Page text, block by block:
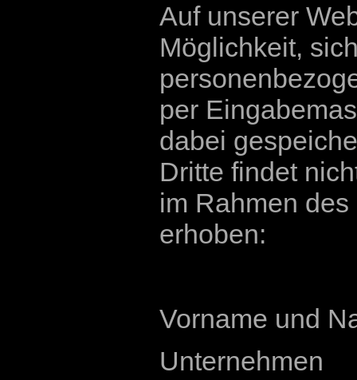
Auf unserer
Möglichkeit,
per
dabei
Dritte findet
im Rahmen
erhoben:
Vorname und
Unternehmen